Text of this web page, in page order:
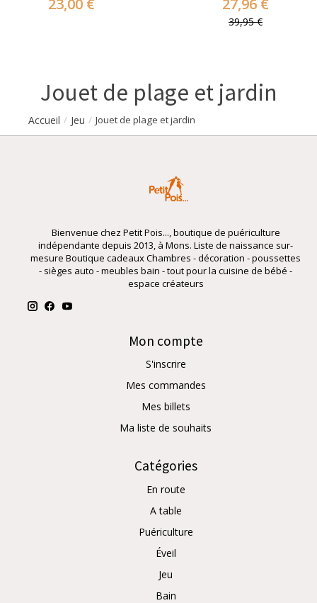
39,95 €
Jouet de plage et jardin
Accueil / Jeu / Jouet de plage et jardin
Bienvenue chez Petit Pois..., boutique de puériculture
indépendante depuis 2013, à Mons. Liste de naissance sur-
mesure Boutique cadeaux Chambres - décoration - poussettes
- sièges auto - meubles bain - tout pour la cuisine de bébé -
espace créateurs
Mon compte
S'inscrire
Mes commandes
Mes billets
Ma liste de souhaits
Catégories
En route
A table
Puériculture
Éveil
Jeu
Bain